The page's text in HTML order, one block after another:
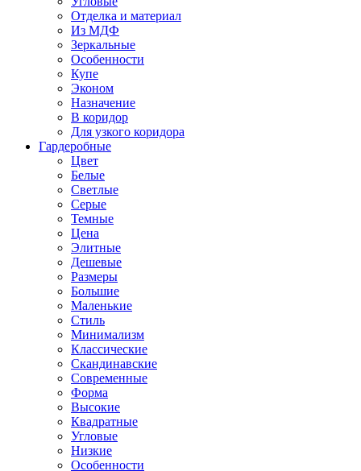
Отделка и материал
Из МДФ
Зеркальные
Особенности
Купе
Эконом
Назначение
В коридор
Для узкого коридора
Гардеробные
Цвет
Белые
Светлые
Серые
Темные
Цена
Элитные
Дешевые
Размеры
Большие
Маленькие
Стиль
Минимализм
Классические
Скандинавские
Современные
Форма
Высокие
Квадратные
Угловые
Низкие
Особенности